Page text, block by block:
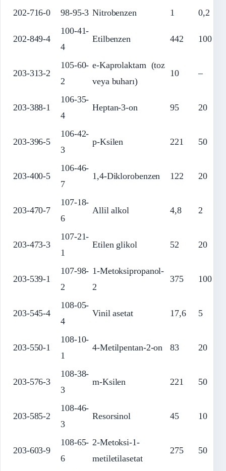
202-716-0 98-95-3 Nitrobenzen 1 0,2
202-849-4
100-41-
4
Etilbenzen 442 100
203-313-2
105-60-
2
e-Kaprolaktam (toz
veya buharı)
10 –
203-388-1
106-35-
4
Heptan-3-on 95 20
203-396-5
106-42-
3
p-Ksilen 221 50
203-400-5
106-46-
7
1,4-Diklorobenzen 122 20
203-470-7
107-18-
6
Allil alkol 4,8 2
203-473-3
107-21-
1
Etilen glikol 52 20
203-539-1
107-98-
2
1-Metoksipropanol-
2
375 100
203-545-4
108-05-
4
Vinil asetat 17,6 5
203-550-1
108-10-
1
4-Metilpentan-2-on 83 20
203-576-3
108-38-
3
m-Ksilen 221 50
203-585-2
108-46-
3
Resorsinol 45 10
203-603-9
108-65-
6
2-Metoksi-1-
metiletilasetat
275 50